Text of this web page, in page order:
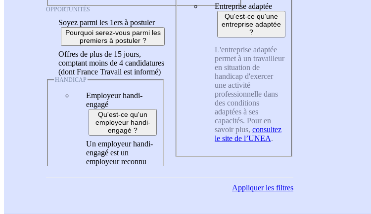
OPPORTUNITÉS
Soyez parmi les 1ers à postuler
Pourquoi serez-vous parmi les
premiers à postuler ?
Offres de plus de 15 jours,
comptant moins de 4 candidatures
(dont France Travail est informé)
HANDICAP
Employeur handi-
engagé
Qu'est-ce qu'un
employeur handi-
engagé ?
Un employeur handi-
engagé est un
employeur reconnu
Entreprise adaptée
Qu'est-ce qu'une
entreprise adaptée
?
L'entreprise adaptée
permet à un travailleur
en situation de
handicap d'exercer
une activité
professionnelle dans
des conditions
adaptées à ses
capacités. Pour en
savoir plus, consultez
le site de l’UNEA.
Appliquerles filtres